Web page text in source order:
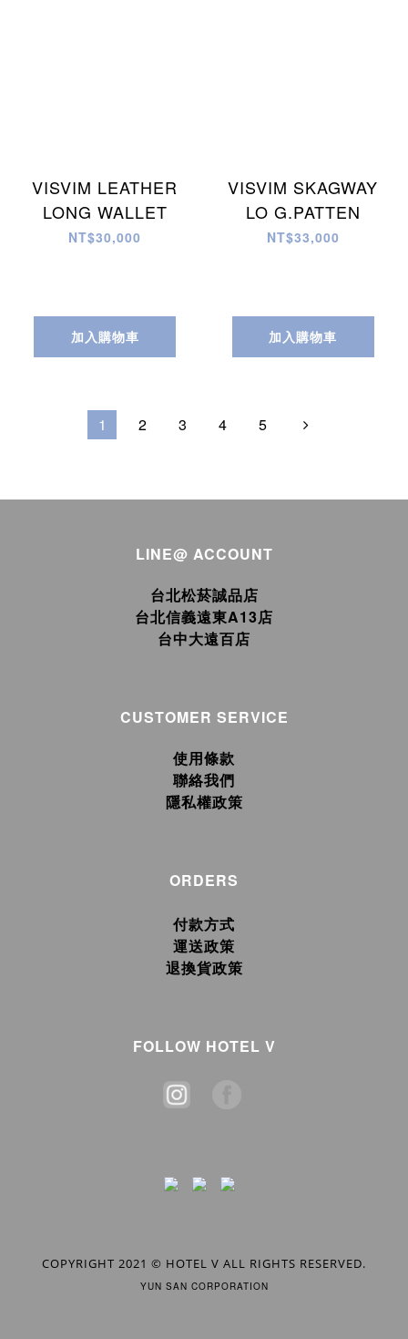
VISVIM LEATHER
LONG WALLET
NT$30,000
加入購物車
VISVIM SKAGWAY
LO G.PATTEN
NT$33,000
加入購物車
1 2 3 4 5
LINE@ ACCOUNT
台北松菸誠品店
台北信義遠東A13店
台中大遠百店
CUSTOMER SERVICE
使用條款
聯絡我們
隱私權政策
ORDERS
付款方式
運送政策
退換貨政策
FOLLOW HOTEL V
COPYRIGHT 2021 © HOTEL V ALL RIGHTS RESERVED.
YUN SAN CORPORATION